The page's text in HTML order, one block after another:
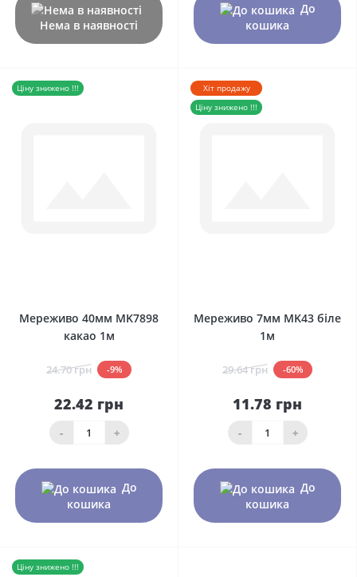
Нема в наявності
До
кошика
Ціну знижено !!!
Мереживо 40мм MK7898
какао 1м
24.70 грн -9%
22.42 грн
- +
До
кошика
Хіт продажу
Ціну знижено !!!
Мереживо 7мм MK43 біле
1м
29.64 грн -60%
11.78 грн
- +
До
кошика
Ціну знижено !!!